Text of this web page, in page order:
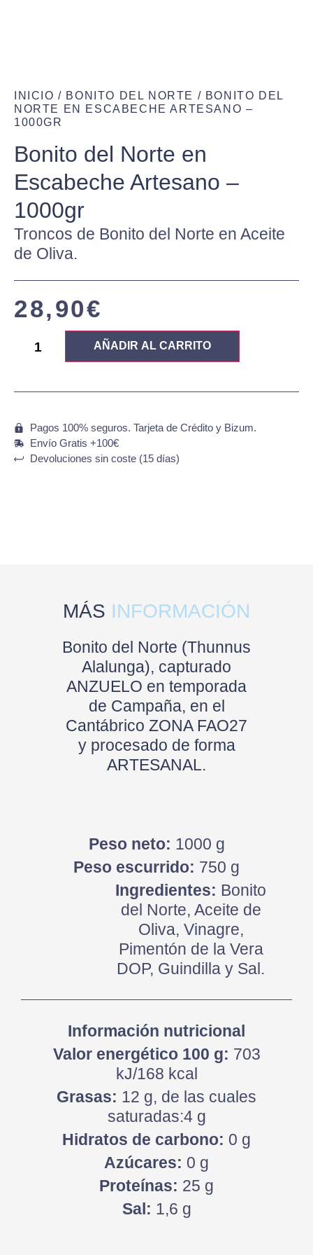
INICIO / BONITO DEL NORTE / BONITO DEL
NORTE EN ESCABECHE ARTESANO –
1000GR
Bonito del Norte en
Escabeche Artesano –
1000gr
Troncos de Bonito del Norte en Aceite
de Oliva.
28,90€
AÑADIR AL CARRITO
Pagos 100% seguros. Tarjeta de Crédito y Bizum.
Envío Gratis +100€
Devoluciones sin coste (15 días)
MÁS INFORMACIÓN
Bonito del Norte (Thunnus
Alalunga), capturado
ANZUELO en temporada
de Campaña, en el
Cantábrico ZONA FAO27
y procesado de forma
ARTESANAL.
Peso neto: 1000 g
Peso escurrido: 750 g
Ingredientes: Bonito
del Norte, Aceite de
Oliva, Vinagre,
Pimentón de la Vera
DOP, Guindilla y Sal.
Información nutricional
Valor energético 100 g: 703
kJ/168 kcal
Grasas: 12 g, de las cuales
saturadas:4 g
Hidratos de carbono: 0 g
Azúcares: 0 g
Proteínas: 25 g
Sal: 1,6 g